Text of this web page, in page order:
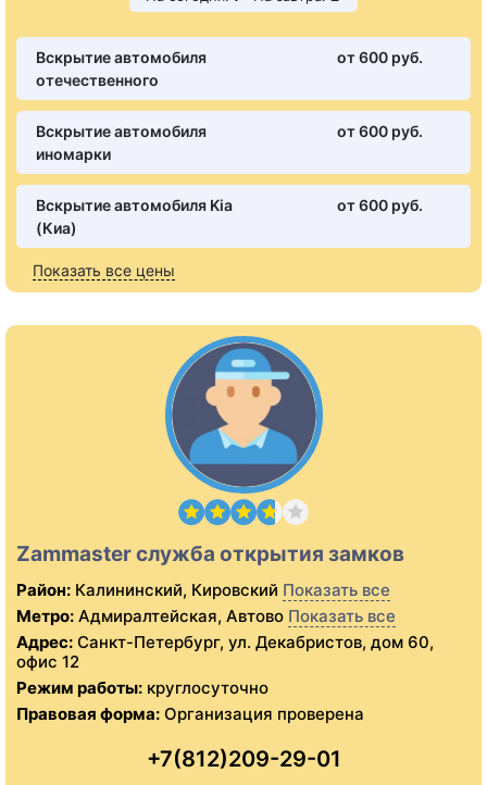
Вскрытие автомобиля
отечественного
от 600 pуб.
Вскрытие автомобиля
иномарки
от 600 pуб.
Вскрытие автомобиля Kia
(Киа)
от 600 pуб.
Показать все цены
Zammaster служба открытия замков
Район: Калининский, Кировский Показать все
Метро: Адмиралтейская, Автово Показать все
Адрес: Санкт-Петербург, ул. Декабристов, дом 60,
офис 12
Режим работы: круглосуточно
Правовая форма: Организация проверена
+7(812)209-29-01